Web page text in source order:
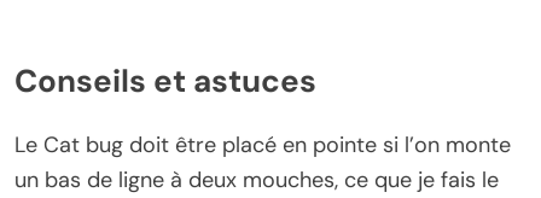
Conseils et astuces
Le Cat bug doit être placé en pointe si l’on monte
un bas de ligne à deux mouches, ce que je fais le